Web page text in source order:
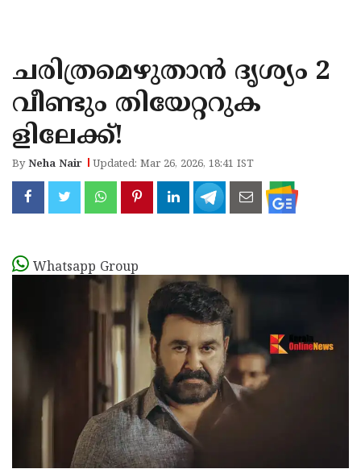
KANNUR
KASARAGOD
ചരിത്രമെഴുതാൻ ദൃശ്യം 2
വീണ്ടും തിയേറ്ററുക
ളിലേക്ക്!
ByNeha Nair Updated: Mar 26, 2026, 18:41 IST
Whatsapp Group